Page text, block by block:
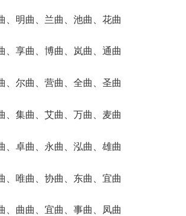
、明曲、兰曲、池曲、花曲
、享曲、博曲、岚曲、通曲
、尔曲、营曲、全曲、圣曲
、集曲、艾曲、万曲、麦曲
、卓曲、永曲、泓曲、雄曲
、唯曲、协曲、东曲、宜曲
、曲曲、宜曲、事曲、凤曲